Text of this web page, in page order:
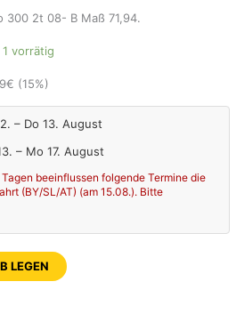
300 2t 08- B Maß 71,94.
vorrätig
€ (15%)
– Do 13. August
– Mo 17. August
beeinflussen folgende Termine die
(BY/SL/AT) (am 15.08.). Bitte
LEGEN